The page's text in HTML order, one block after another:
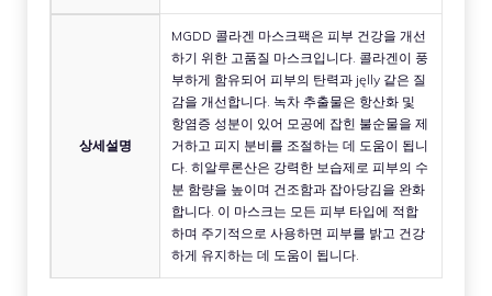
상세설명
MGDD 콜라겐 마스크팩은 피부 건강을 개선
하기 위한 고품질 마스크입니다. 콜라겐이 풍
부하게 함유되어 피부의 탄력과 jęlly 같은 질
감을 개선합니다. 녹차 추출물은 항산화 및
항염증 성분이 있어 모공에 잡힌 불순물을 제
거하고 피지 분비를 조절하는 데 도움이 됩니
다. 히알루론산은 강력한 보습제로 피부의 수
분 함량을 높이며 건조함과 잡아당김을 완화
합니다. 이 마스크는 모든 피부 타입에 적합
하며 주기적으로 사용하면 피부를 밝고 건강
하게 유지하는 데 도움이 됩니다.